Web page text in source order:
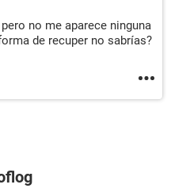
no me aparece ninguna
de recuper no sabrías?